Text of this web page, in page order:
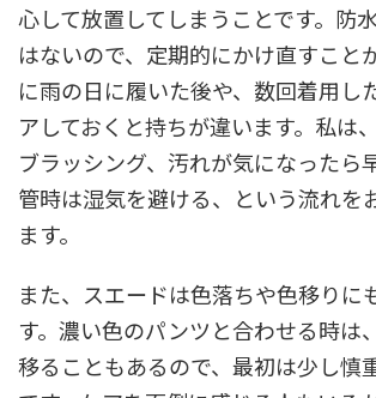
心して放置してしまうことです。防
はないので、定期的にかけ直すこと
に雨の日に履いた後や、数回着用し
アしておくと持ちが違います。私は
ブラッシング、汚れが気になったら
管時は湿気を避ける、という流れを
ます。
また、スエードは色落ちや色移りに
す。濃い色のパンツと合わせる時は
移ることもあるので、最初は少し慎